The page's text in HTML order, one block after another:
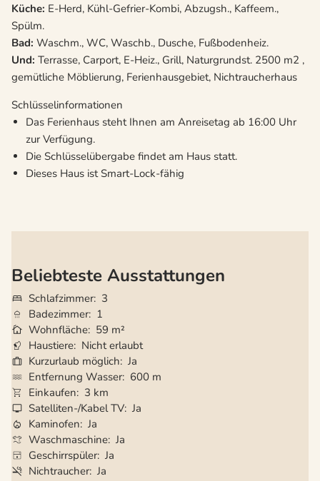
Küche: E-Herd, Kühl-Gefrier-Kombi, Abzugsh., Kaffeem.,
Spülm.
Bad: Waschm., WC, Waschb., Dusche, Fußbodenheiz.
Und: Terrasse, Carport, E-Heiz., Grill, Naturgrundst. 2500 m2 ,
gemütliche Möblierung, Ferienhausgebiet, Nichtraucherhaus
Schlüsselinformationen
Das Ferienhaus steht Ihnen am Anreisetag ab 16:00 Uhr
zur Verfügung.
Die Schlüsselübergabe findet am Haus statt.
Dieses Haus ist Smart-Lock-fähig
Beliebteste Ausstattungen
Schlafzimmer 3
Badezimmer 1
Wohnfläche 59 m²
Haustiere Nicht erlaubt
Kurzurlaub möglich Ja
Entfernung Wasser 600 m
Einkaufen
3 km
Satelliten-/Kabel TV Ja
Kaminofen Ja
Waschmaschine Ja
Geschirrspüler Ja
Nichtraucher Ja